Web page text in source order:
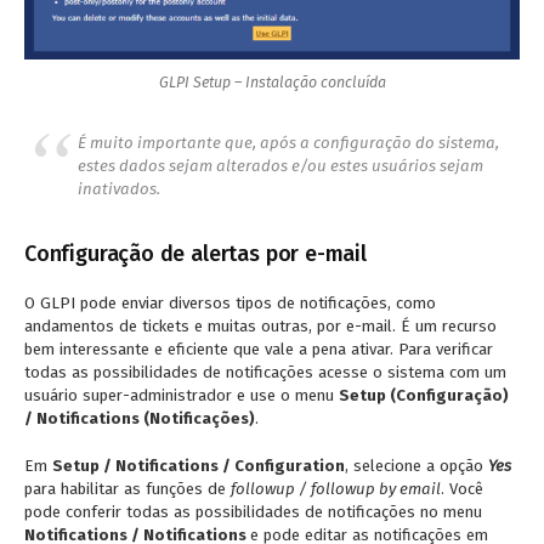
GLPI Setup – Instalação concluída
É muito importante que, após a configuração do sistema,
estes dados sejam alterados e/ou estes usuários sejam
inativados.
Configuração de alertas por e-mail
O GLPI pode enviar diversos tipos de notificações, como
andamentos de tickets e muitas outras, por e-mail. É um recurso
bem interessante e eficiente que vale a pena ativar. Para verificar
todas as possibilidades de notificações acesse o sistema com um
usuário super-administrador e use o menu Setup (Configuração)
/ Notifications (Notificações).
Em Setup / Notifications / Configuration, selecione a opção Yes
para habilitar as funções de followup / followup by email. Você
pode conferir todas as possibilidades de notificações no menu
Notifications / Notifications e pode editar as notificações em